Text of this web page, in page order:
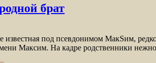
брат
под псевдонимом МакSим,
Максим. На кадре родственники